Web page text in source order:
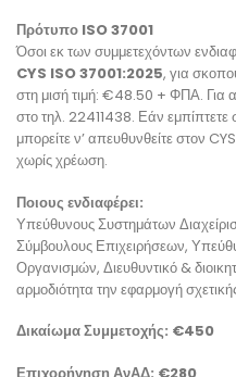
Πρότυπο ISO 37001
Όσοι εκ των συμμετεχόντων
CYS ISO 37001:2025, για
στη μισή τιμή: €48.50 + ΦΠΑ. Για
στο τηλ. 22411438. Εάν εμπίπτετε
μπορείτε ν’ απευθυνθείτε στον
χωρίς χρέωση.
Ποιους ενδιαφέρει:
Υπεύθυνους Συστημάτων
Σύμβουλους Επιχειρήσεων,
Οργανισμών, Διευθυντικό &
αρμοδιότητα την εφαρμογή
Δικαίωμα Συμμετοχής: €450